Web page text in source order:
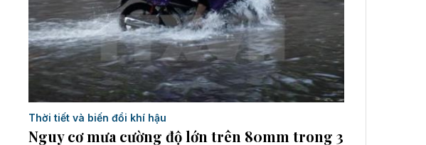
Thời tiết và biến đổi khí hậu
Nguy cơ mưa cường độ lớn trên 80mm trong 3